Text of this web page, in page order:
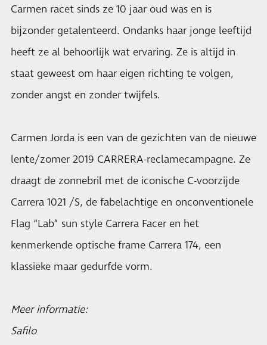
Carmen racet sinds ze 10 jaar oud was en is
bijzonder getalenteerd. Ondanks haar jonge leeftijd
heeft ze al behoorlijk wat ervaring. Ze is altijd in
staat geweest om haar eigen richting te volgen,
zonder angst en zonder twijfels.
Carmen Jorda is een van de gezichten van de nieuwe
lente/zomer 2019 CARRERA-reclamecampagne. Ze
draagt de zonnebril met de iconische C-voorzijde
Carrera 1021 /S, de fabelachtige en onconventionele
Flag “Lab” sun style Carrera Facer en het
kenmerkende optische frame Carrera 174, een
klassieke maar gedurfde vorm.
Meer informatie:
Safilo